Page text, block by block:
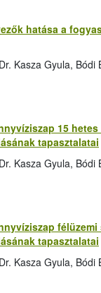
hatása a
Kasza Gyula, Bódi
15
tapasztalatai
Kasza Gyula, Bódi
félüzemi
tapasztalatai
Kasza Gyula, Bódi